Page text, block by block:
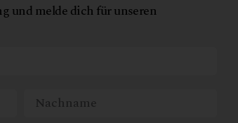
und melde dich für unseren